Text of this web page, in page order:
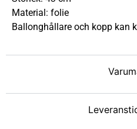
Material: folie
Ballonghållare och kopp kan